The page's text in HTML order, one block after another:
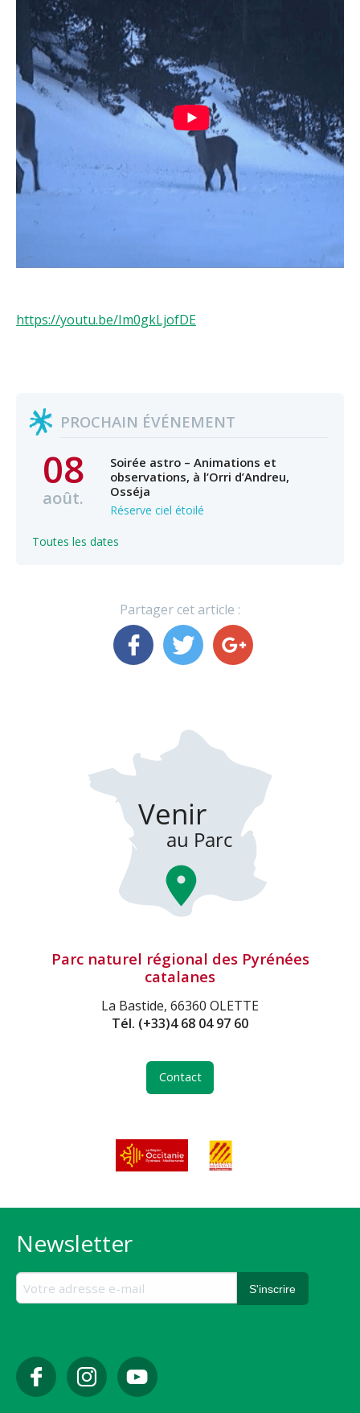
https://youtu.be/Im0gkLjofDE
PROCHAIN ÉVÉNEMENT
08
août.
Soirée astro – Animations et
observations, à l’Orri d’Andreu,
Osséja
Réserve ciel étoilé
Toutes les dates
Partager cet article :
Parc naturel régional des Pyrénées
catalanes
La Bastide, 66360 OLETTE
Tél. (+33)4 68 04 97 60
Contact
Newsletter